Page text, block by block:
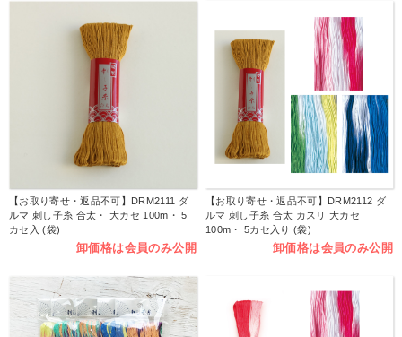
【お取り寄せ・返品不可】DRM2111 ダ
ルマ 刺し子糸 合太・ 大カセ 100m・ 5
カセ入 (袋)
卸価格は会員のみ公開
【お取り寄せ・返品不可】DRM2112 ダ
ルマ 刺し子糸 合太 カスリ 大カセ
100m・ 5カセ入り (袋)
卸価格は会員のみ公開